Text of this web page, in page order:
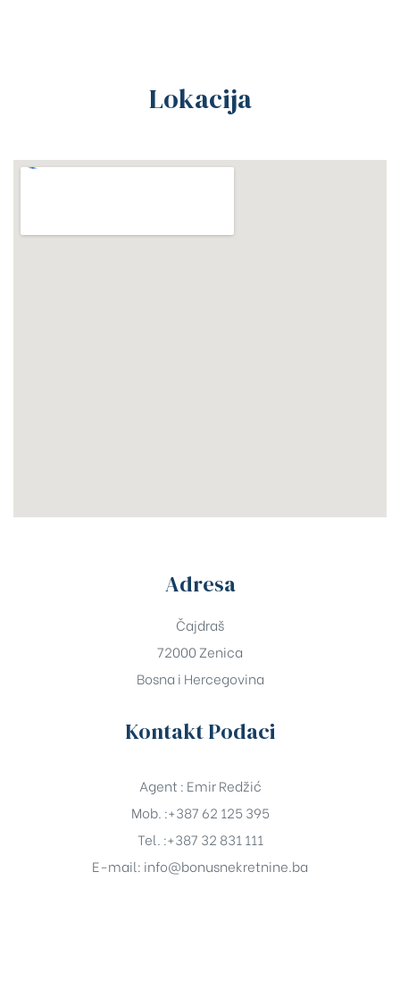
Lokacija
Adresa
Čajdraš
72000 Zenica
Bosna i Hercegovina
Kontakt Podaci
Agent : Emir Redžić
Mob. :+387 62 125 395
Tel. :+387 32 831 111
E-mail: info@bonusnekretnine.ba